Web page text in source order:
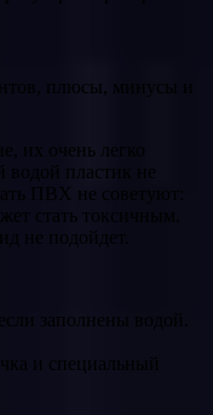
их очень легко
водой пластик не
ПВХ не советуют:
стать токсичным.
не подойдет.
заполнены водой.
и специальный